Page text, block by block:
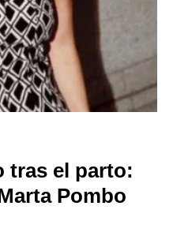
tras el parto:
Pombo